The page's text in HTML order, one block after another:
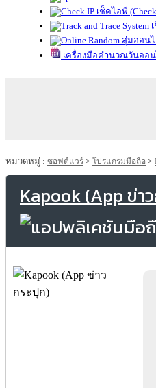
เช็คไอพี
สุ่มออน
เครื่องมือคำนวณวันออ
หมวดหมู่ : ซอฟต์แวร์ > โปรแกรมมือถือ >
Kapook (App ข่า